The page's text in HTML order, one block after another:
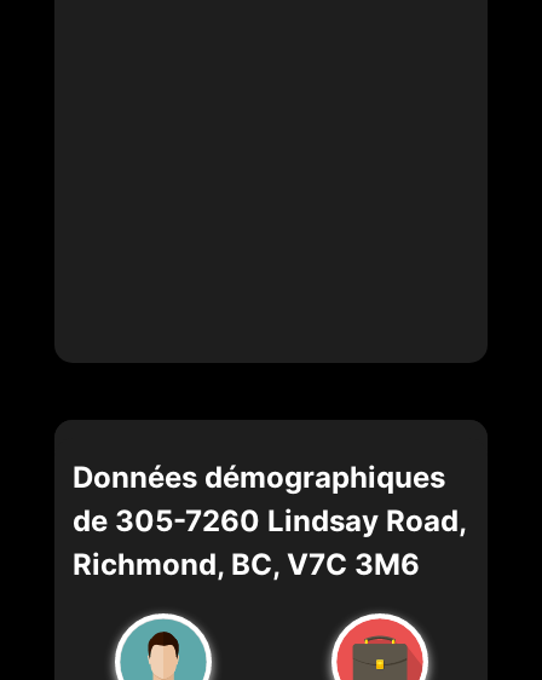
Données démographiques
de 305-7260 Lindsay Road,
Richmond, BC, V7C 3M6